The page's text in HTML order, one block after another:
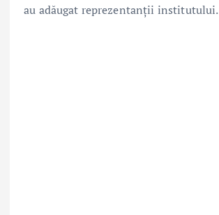
au adăugat reprezentanții institutului.